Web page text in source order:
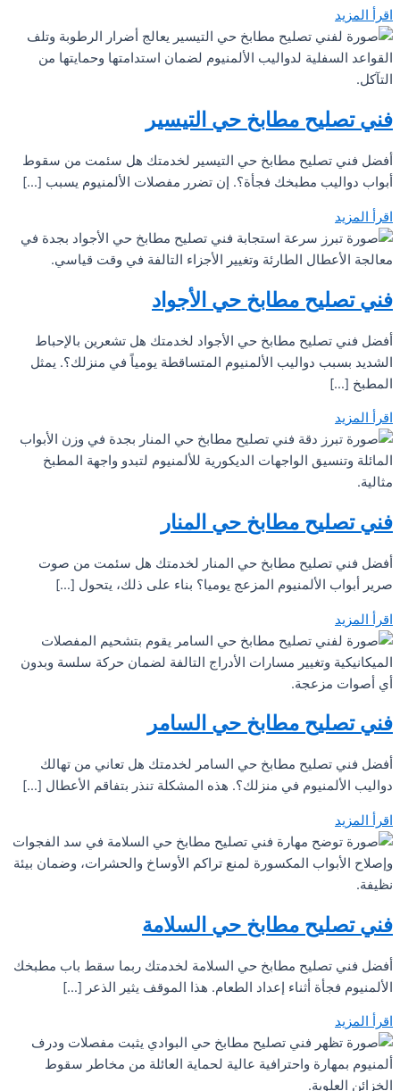
اقرأ المزيد
فني تصليح مطابخ حي التيسير
أفضل فني تصليح مطابخ حي التيسير لخدمتك هل سئمت من سقوط
أبواب دواليب مطبخك فجأة؟. إن تضرر مفصلات الألمنيوم يسبب […]
اقرأ المزيد
فني تصليح مطابخ حي الأجواد
أفضل فني تصليح مطابخ حي الأجواد لخدمتك هل تشعرين بالإحباط
الشديد بسبب دواليب الألمنيوم المتساقطة يومياً في منزلك؟. يمثل
المطبخ […]
اقرأ المزيد
فني تصليح مطابخ حي المنار
أفضل فني تصليح مطابخ حي المنار لخدمتك هل سئمت من صوت
صرير أبواب الألمنيوم المزعج يوميا؟ بناء على ذلك، يتحول […]
اقرأ المزيد
فني تصليح مطابخ حي السامر
أفضل فني تصليح مطابخ حي السامر لخدمتك هل تعاني من تهالك
دواليب الألمنيوم في منزلك؟. هذه المشكلة تنذر بتفاقم الأعطال […]
اقرأ المزيد
فني تصليح مطابخ حي السلامة
أفضل فني تصليح مطابخ حي السلامة لخدمتك ربما سقط باب مطبخك
الألمنيوم فجأة أثناء إعداد الطعام. هذا الموقف يثير الذعر […]
اقرأ المزيد